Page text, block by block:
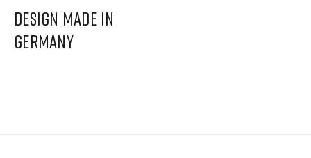
DESIGN MADE IN
GERMANY